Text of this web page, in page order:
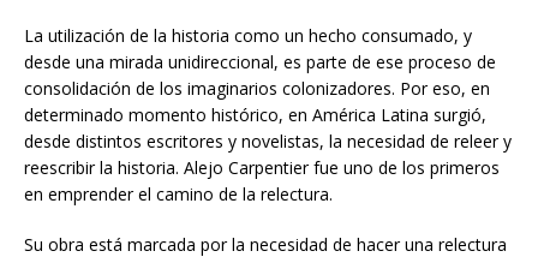
La utilización de la historia como un hecho consumado, y
desde una mirada unidireccional, es parte de ese proceso de
consolidación de los imaginarios colonizadores. Por eso, en
determinado momento histórico, en América Latina surgió,
desde distintos escritores y novelistas, la necesidad de releer y
reescribir la historia. Alejo Carpentier fue uno de los primeros
en emprender el camino de la relectura.
Su obra está marcada por la necesidad de hacer una relectura